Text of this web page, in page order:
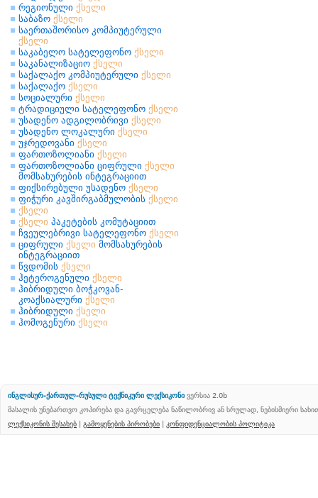
რეგიონული ქსელი
საბაზო ქსელი
საერთაშორისო კომპიუტერული
ქსელი
საკაბელო სატელეფონო ქსელი
საკანალიზაციო ქსელი
საქალაქო კომპიუტერული ქსელი
საქალაქო ქსელი
სოციალური ქსელი
ტრადიციული სატელეფონო ქსელი
უსადენო ადგილობრივი ქსელი
უსადენო ლოკალური ქსელი
უჯრედოვანი ქსელი
ფართოზოლიანი ქსელი
ფართოზოლიანი ციფრული ქსელი
მომსახურების ინტეგრაციით
ფიქსირებული უსადენო ქსელი
ფიჭური კავშირგაბმულობის ქსელი
ქსელი
ქსელი პაკეტების კომუტაციით
ჩვეულებრივი სატელეფონო ქსელი
ციფრული ქსელი მომსახურების
ინტეგრაციით
წვდომის ქსელი
ჰეტეროგენული ქსელი
ჰიბრიდული ბოჭკოვან-
კოაქსიალური ქსელი
ჰიბრიდული ქსელი
ჰომოგენური ქსელი
ინგლისურ-ქართულ-რუსული ტექნიკური ლექსიკონი ვერსია 2.0b
მასალის უნებართვო კოპირება და გავრცელება ნაწილობრივ ან სრულად, ნებისმიერი
ლექსიკონის შესახებ | გამოყენების პირობები | კონფიდენციალობის პოლიტიკა